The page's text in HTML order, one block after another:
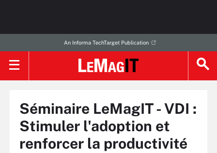
An Informa TechTarget Publication
Séminaire LeMagIT - VDI :
Stimuler l'adoption et
renforcer la productivité